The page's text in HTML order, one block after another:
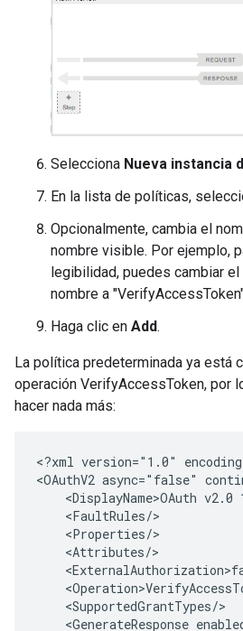
Selecciona Nueva instancia
En la lista de políticas,
Opcionalmente, cambia el
nombre visible. Por ejemplo,
legibilidad, puedes cambiar
nombre a
Haga clic en Add.
La política predeterminada ya está
operación VerifyAccessToken, por
hacer nada más:
<?xml version="1.0"
<OAuthV2 async="false"
<DisplayName>OAuth v2.0
    <FaultRules/>
    <Properties/>
    <Attributes/>
    <SupportedGrantTypes/>
<GenerateResponse